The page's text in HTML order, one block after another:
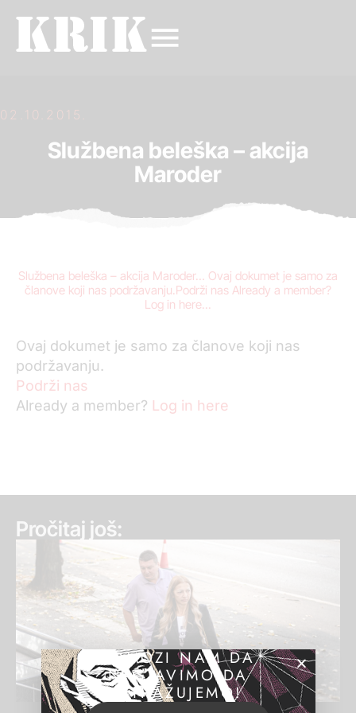
02.10.2015.
Službena beleška – akcija
Maroder
Službena beleška – akcija Maroder… Ovaj dokumet je samo za
članove koji nas podržavanju.Podrži nas Already a member?
Log in here...
Ovaj dokumet je samo za članove koji nas
podržavanju.
Podrži nas
Already a member? Log in here
Pročitaj još:
POMOZI NAM DA
NASTAVIMO DA
ISTRAŽUJEMO!